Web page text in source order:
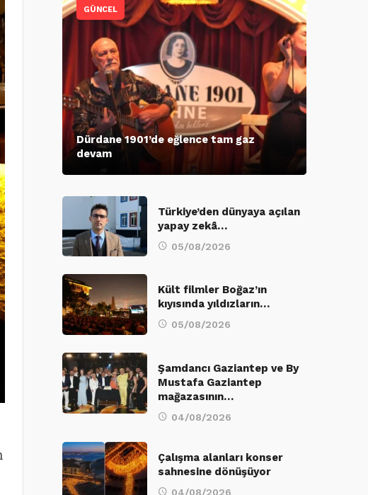
GÜNCEL
Dürdane 1901’de eğlence tam gaz
devam
Türkiye’den dünyaya açılan
yapay zekâ…
05/08/2026
Kült filmler Boğaz’ın
kıyısında yıldızların…
05/08/2026
Şamdancı Gaziantep ve By
Mustafa Gaziantep
mağazasının…
04/08/2026
Çalışma alanları konser
sahnesine dönüşüyor
04/08/2026